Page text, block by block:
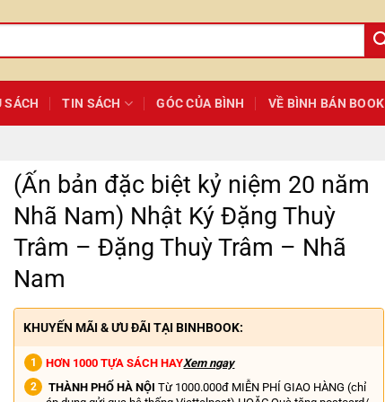
SÁCH TIN SÁCH GÓC CỦA BÌNH VỀ BÌNH BÁN BOOK
(Ấn bản đặc biệt kỷ niệm 20 năm
Nhã Nam) Nhật Ký Đặng Thuỳ
Trâm – Đặng Thuỳ Trâm – Nhã
Nam
KHUYẾN MÃI & ƯU ĐÃI TẠI BINHBOOK:
HƠN 1000 TỰA SÁCH HAYXem ngay
THÀNH PHỐ HÀ NỘI Từ 1000.000đ MIỄN PHÍ GIAO HÀNG (chỉ